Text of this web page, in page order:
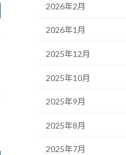
2026年2月
2026年1月
2025年12月
2025年10月
2025年9月
2025年8月
2025年7月